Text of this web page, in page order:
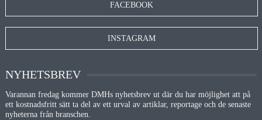
FACEBOOK
INSTAGRAM
NYHETSBREV
Varannan fredag kommer DMHs nyhetsbrev ut där du har möjlighet att på
ett kostnadsfritt sätt ta del av ett urval av artiklar, reportage och de senaste
nyheterna från branschen.